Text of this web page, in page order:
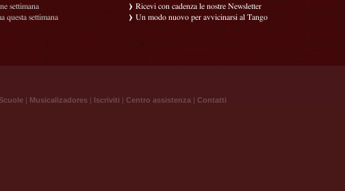
settimana
questa settimana
Ricevi con cadenza le nostre Newsletter
Un modo nuovo per avvicinarsi al Tango
Scuole | Musicalizadores | Iscriviti | Centro assistenza | Contatti